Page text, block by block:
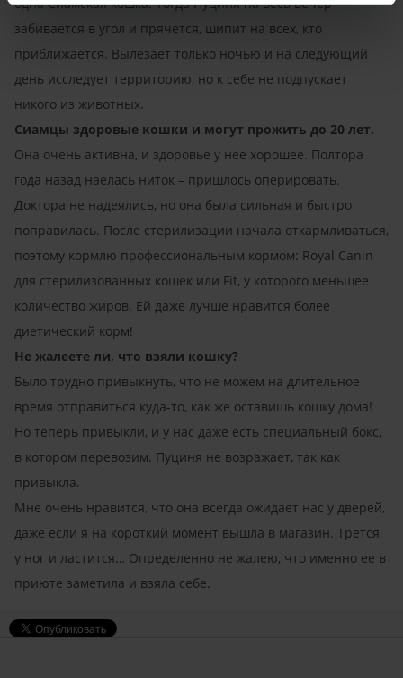
забивается в угол и прячется, шипит на всех, кто
приближается. Вылезает только ночью и на следующий
день исследует территорию, но к себе не подпускает
никого из животных.
Cиамцы здоровые кошки и могут прожить до 20 лет.
Она очень активна, и здоровье у нее хорошее. Полтора
года назад наелась ниток – пришлось оперировать.
Доктора не надеялись, но она была сильная и быстро
поправилась. После стерилизации начала откармливаться,
поэтому кормлю профессиональным кормом: Royal Canin
для стерилизованных кошек или Fit, у которого меньшее
количество жиров. Ей даже лучше нравится более
диетический корм!
Не жалеете ли, что взяли кошку?
Было трудно привыкнуть, что не можем на длительное
время отправиться куда-то, как же оставишь кошку дома!
Но теперь привыкли, и у нас даже есть специальный бокс,
в котором перевозим. Пуциня не возражает, так как
привыкла.
Мне очень нравится, что она всегда ожидает нас у дверей,
даже если я на короткий момент вышла в магазин. Трется
у ног и ластится… Определенно не жалею, что именно ее в
приюте заметила и взяла себе.